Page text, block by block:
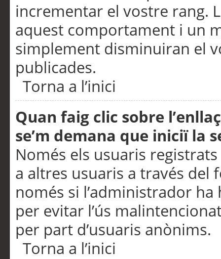
incrementar el vostre rang.
aquest comportament i un
simplement disminuiran el
publicades.
Torna a l’inici
Quan faig clic sobre
se’m demana que iniciï la
Només els usuaris
a altres usuaris a través
només si l’administrador
per evitar l’ús
per part d’usuaris anònims.
Torna a l’inici